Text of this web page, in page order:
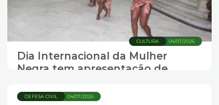
04/07/2026
CULTURA
Dia Internacional da Mulher
Negra tem apresentação de
04/07/2026
DEFESA CIVIL